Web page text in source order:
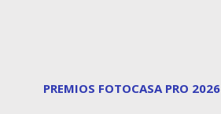
PREMIOS FOTOCASA PRO 2026